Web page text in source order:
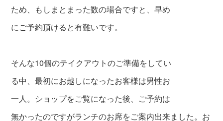
ため、
もしまとまった数の場合ですと、早め
にご予約頂けると有難いです。
そんな10個のテイクアウトのご準備をしてい
る中、最初にお越しになったお客様は男性お
一人。ショップをご覧になった後、ご予約は
無かったのですがランチのお席をご案内出来ました。お